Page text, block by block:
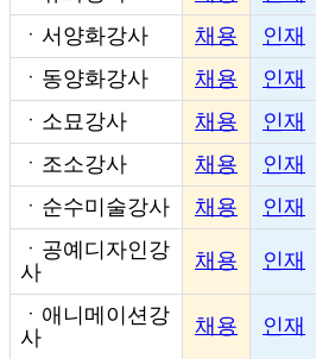
ㆍ 서양화강사 채용
인재
ㆍ 동양화강사 채용
인재
ㆍ 소묘강사 채용
인재
ㆍ 조소강사 채용
인재
ㆍ 순수미술강사 채용
인재
ㆍ 공예디자인강
사
채용 인재
ㆍ 애니메이션강
사
채용 인재